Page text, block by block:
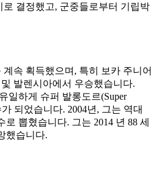
결정했고, 군중들로부터 기립박
속 획득했으며, 특히 보카 주니어
발렌시아에서 우승했습니다.
일하게 슈퍼 발롱도르(Super
되었습니다. 2004년, 그는 역대
뽑혔습니다. 그는 2014 년 88 세
했습니다.